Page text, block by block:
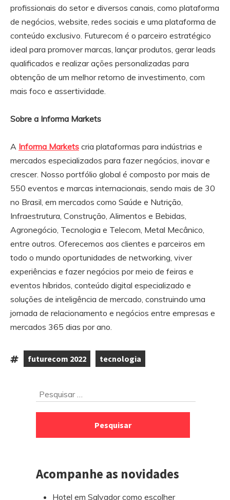
profissionais do setor e diversos canais, como plataforma
de negócios, website, redes sociais e uma plataforma de
conteúdo exclusivo. Futurecom é o parceiro estratégico
ideal para promover marcas, lançar produtos, gerar leads
qualificados e realizar ações personalizadas para
obtenção de um melhor retorno de investimento, com
mais foco e assertividade.
Sobre a Informa Markets
A Informa Markets cria plataformas para indústrias e
mercados especializados para fazer negócios, inovar e
crescer. Nosso portfólio global é composto por mais de
550 eventos e marcas internacionais, sendo mais de 30
no Brasil, em mercados como Saúde e Nutrição,
Infraestrutura, Construção, Alimentos e Bebidas,
Agronegócio, Tecnologia e Telecom, Metal Mecânico,
entre outros. Oferecemos aos clientes e parceiros em
todo o mundo oportunidades de networking, viver
experiências e fazer negócios por meio de feiras e
eventos híbridos, conteúdo digital especializado e
soluções de inteligência de mercado, construindo uma
jornada de relacionamento e negócios entre empresas e
mercados 365 dias por ano.
Tags:
futurecom 2022
tecnologia
Pesquisar
Acompanhe as novidades
Hotel em Salvador como escolher